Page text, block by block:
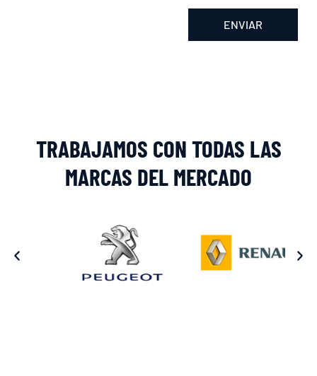
ENVIAR
TRABAJAMOS CON TODAS LAS
MARCAS DEL MERCADO